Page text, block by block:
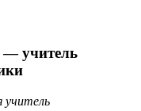
учитель
учитель